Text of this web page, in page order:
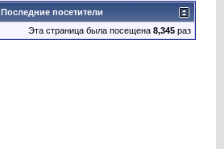
Последние посетители
Эта страница была посещена 8,345 раз